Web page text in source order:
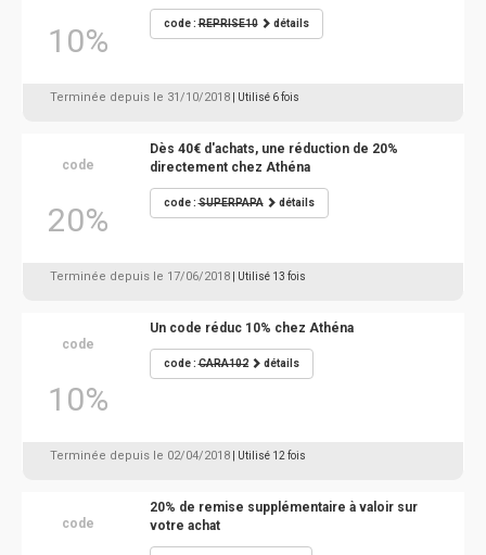
10% code :REPRISE10 détails
Terminée depuis le 31/10/2018 | Utilisé 6 fois
code
20%
Dès 40€ d'achats, une réduction de 20%
directement chez Athéna
code :SUPERPAPA détails
Terminée depuis le 17/06/2018 | Utilisé 13 fois
code
10%
Un code réduc 10% chez Athéna
code :CARA102 détails
Terminée depuis le 02/04/2018 | Utilisé 12 fois
code
20% de remise supplémentaire à valoir sur
votre achat